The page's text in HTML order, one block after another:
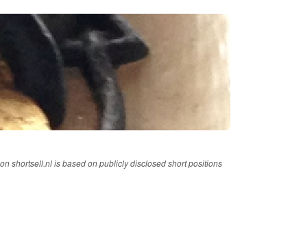
shortsell.nl is based on publicly disclosed short positions